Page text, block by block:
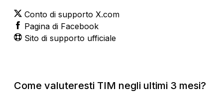
Conto di supporto X.com
Pagina di Facebook
Sito di supporto ufficiale
Come valuteresti TIM negli ultimi 3 mesi?